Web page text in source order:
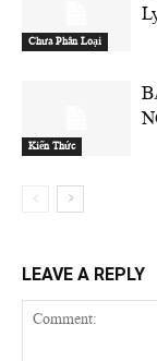
Chưa Phân Loại
Kiến Thức
LEAVE A REPLY